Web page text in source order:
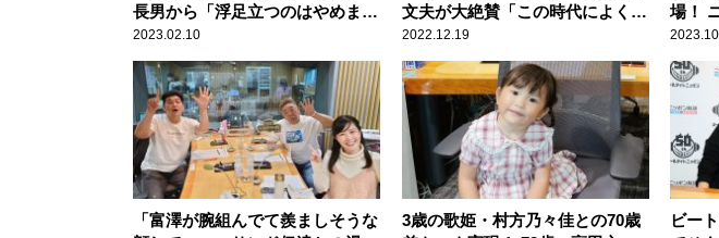
長男から「浮足立つのはやめまし
ょう」と言われたことを明かす
高田文夫と軽快トーク
2023.02.10
文夫が大絶賛「この時代によくや
った。彼ら2人がスカッとしてく
れた」
2022.12.19
場！
ラジ
「富澤が腕組んでて羨ましそうな
3歳の歌姫・村方乃々佳との70歳
ビー